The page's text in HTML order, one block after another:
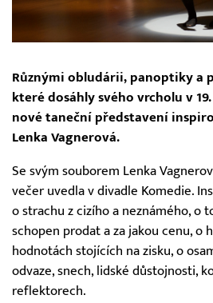
Různými obludárii, panoptiky a
které dosáhly svého vrcholu v
nové taneční představení
Lenka Vagnerová.
Se svým souborem Lenka
večer uvedla v divadle Komedie.
o strachu z cizího a neznámého, o
schopen prodat a za jakou cenu, o
hodnotách stojících na zisku, o
odvaze, snech, lidské důstojnosti,
reflektorech.